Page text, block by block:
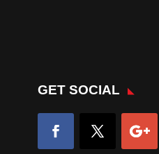
GET SOCIAL